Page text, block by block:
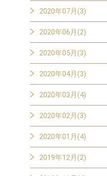
2020年07月(3)
2020年06月(2)
2020年05月(3)
2020年04月(3)
2020年03月(4)
2020年02月(3)
2020年01月(4)
2019年12月(2)